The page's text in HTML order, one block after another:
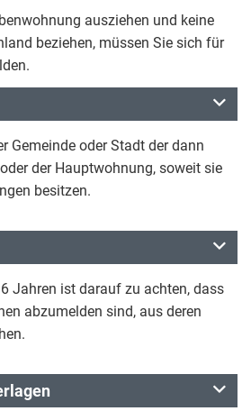
ausziehen und keine
beziehen, müssen Sie sich für
Gemeinde oder Stadt der dann
der Hauptwohnung, soweit sie
besitzen.
Jahren ist darauf zu achten, dass
abzumelden sind, aus deren